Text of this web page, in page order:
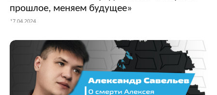
прошлое, меняем будущее»
17.04.2024